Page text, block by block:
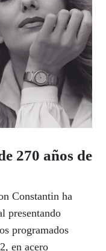
270 años de
Constantin ha
presentando
programados
en acero